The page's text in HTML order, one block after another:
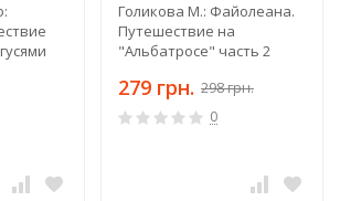
Голикова М.: Файолеана.
Путешествие на
"Альбатросе" часть 2
279 грн. 298 грн.
0